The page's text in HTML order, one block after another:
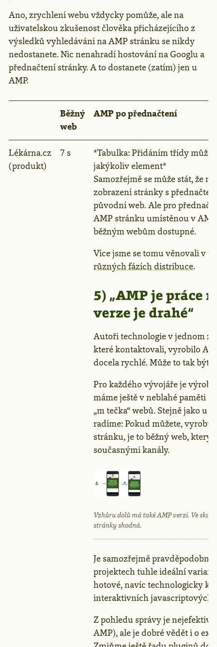
Ano, zrychlení webu vždycky pomůže, ale na
uživatelskou zkušenost člověka přicházejícího z
výsledků vyhledávání na AMP stránku se nikdy
nedostanete. Nic nenahradí hostování na Googlu a
přednačtení stránky. A to dostanete (zatím) jen u
AMP.
Běžný
web
AMP po přednačtení
Lékárna.cz
(produkt)
7 s
*Tabulka: Přidáním třídy
jakýkoliv element*
Samozřejmě se může stát, že
zobrazení stránky s
původní web. Ale pro
AMP stránku umístěnou v
běžným webům dostupné.
Více jsme se tomu věnovali v
různých fázích distribuce.
5) „AMP je práce
verze je drahé“
Autoři technologie v jednom
které kontaktovali, vyrobilo
docela rychlé. Může to tak být i
Pro každého vývojáře je
máme ještě v neblahé paměti
„m tečka“ webů. Stejně jako u
radíme: Pokud můžete,
stránku, je to běžný web, který
současnými kanály.
Vzhůru dolů má také AMP verzi. Ve
stránky shodná.
Je samozřejmě
projektech tuhle ideální
hotové, navíc technologicky
interaktivních javascriptových
Z pohledu správy je
AMP), ale je dobré vědět i o